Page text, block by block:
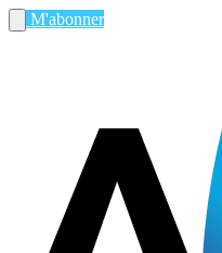
M'abonner